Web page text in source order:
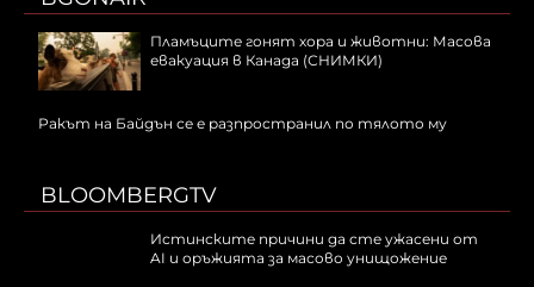
Пламъците гонят хора и животни: Масова
евакуация в Канада (СНИМКИ)
Ракът на Байдън се е разпространил по тялото му
BLOOMBERGTV
Истинските причини да сте ужасени от
AI и оръжията за масово унищожение